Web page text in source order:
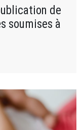
de
soumises à